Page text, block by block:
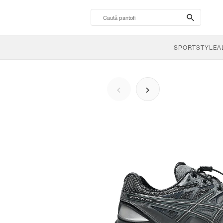
search-
btn
SPORTSTYLE